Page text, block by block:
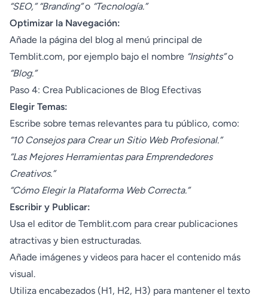
“SEO,” “Branding”o “Tecnología.”
Optimizar la Navegación:
Añade la página del blog al menú principal de
Temblit.com, por ejemplo bajo el nombre “Insights”o
“Blog.”
Paso 4: Crea Publicaciones de Blog Efectivas
Elegir Temas:
Escribe sobre temas relevantes para tu público, como:
“10 Consejos para Crear un Sitio Web Profesional.”
“Las Mejores Herramientas para Emprendedores
Creativos.”
“Cómo Elegir la Plataforma Web Correcta.”
Escribir y Publicar:
Usa el editor de Temblit.com para crear publicaciones
atractivas y bien estructuradas.
Añade imágenes y videos para hacer el contenido más
visual.
Utiliza encabezados (H1, H2, H3) para mantener el texto